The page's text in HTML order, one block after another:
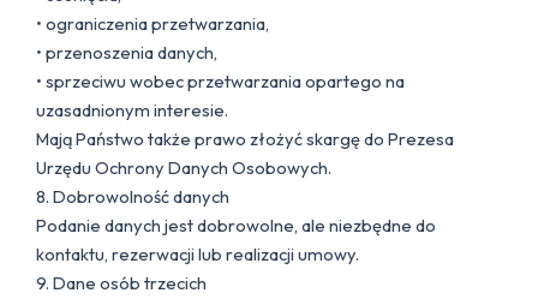
• ograniczenia przetwarzania,
• przenoszenia danych,
• sprzeciwu wobec przetwarzania opartego na
uzasadnionym interesie.
Mają Państwo także prawo złożyć skargę do Prezesa
Urzędu Ochrony Danych Osobowych.
8. Dobrowolność danych
Podanie danych jest dobrowolne, ale niezbędne do
kontaktu, rezerwacji lub realizacji umowy.
9. Dane osób trzecich